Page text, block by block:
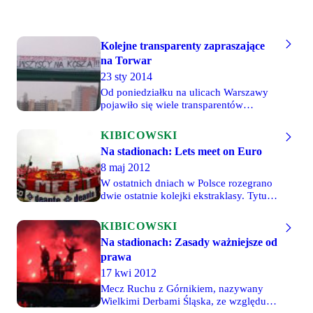
Kolejne transparenty zapraszające
na Torwar
23 sty 2014
Od poniedziałku na ulicach Warszawy
pojawiło się wiele transparentów
Torwarze. Transparenty, które zawisły w
ruchliwych miejscach stolicy zostały
wykonane przez grupę Warszawscy
Fanatycy, a także przedstawicieli
warszawskich Dzielnic.
KIBICOWSKI
Na stadionach: Lets meet on Euro
8 maj 2012
W ostatnich dniach w Polsce rozegrano
dwie ostatnie kolejki ekstraklasy. Tytuł
fani Śląska Wrocław, którzy zaliczyli
rekordowy wyjazd na zaprzyjaźnioną
Wisłę. Chociaż do Euro pozostał już
tylko miesiąc, na polskich stadionach
dawno nie odpalano tyle pirotechniki.
KIBICOWSKI
Na stadionach: Zasady ważniejsze od
prawa
17 kwi 2012
Mecz Ruchu z Górnikiem, nazywany
Wielkimi Derbami Śląska, ze względu